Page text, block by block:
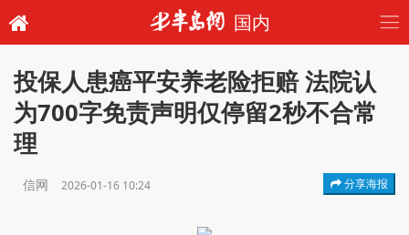
国内
投保人患癌平安养老险拒赔 法院认
为700字免责声明仅停留2秒不合常
理
信网 2026-01-16 10:24 分享海报